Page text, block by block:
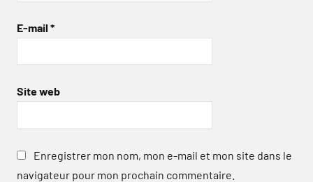
E-mail *
Site web
Enregistrer mon nom, mon e-mail et mon site dans le
navigateur pour mon prochain commentaire.